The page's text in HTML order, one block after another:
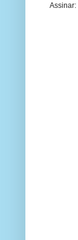
Assinar: